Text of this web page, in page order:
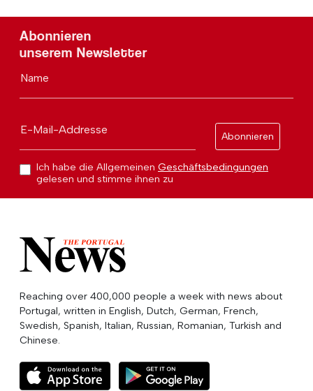
Abonnieren
unserem Newsletter
Name
E-Mail-Addresse
Abonnieren
Ich habe die Allgemeinen Geschäftsbedingungen
gelesen und stimme ihnen zu
Reaching over 400,000 people a week with news about
Portugal, written in English, Dutch, German, French,
Swedish, Spanish, Italian, Russian, Romanian, Turkish and
Chinese.